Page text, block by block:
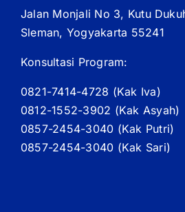
Jalan Monjali No 3, Kutu
Sleman, Yogyakarta 55241
Konsultasi Program:
0821-7414-4728 (Kak Iva)
0812-1552-3902 (Kak Asyah)
0857-2454-3040 (Kak Putri)
0857-2454-3040 (Kak Sari)